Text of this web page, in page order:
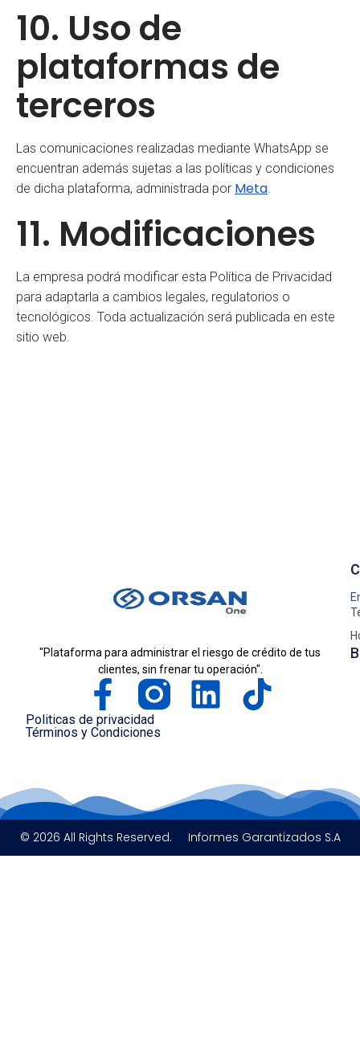
10. Uso de
plataformas de
terceros
Las comunicaciones realizadas mediante WhatsApp se
encuentran además sujetas a las políticas y condiciones
de dicha plataforma, administrada por Meta.
11. Modificaciones
La empresa podrá modificar esta Política de Privacidad
para adaptarla a cambios legales, regulatorios o
tecnológicos. Toda actualización será publicada en este
sitio web.
"Plataforma para administrar el riesgo de crédito de tus
clientes, sin frenar tu operación".
Politicas de privacidad
Términos y Condiciones
© 2026 All Rights Reserved. Informes Garantizados S.A